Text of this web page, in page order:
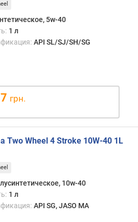
5w-40
1 л
API SL/SJ/SH/SG
грн.
Two Wheel 4 Stroke 10W-40 1L
10w-40
1 л
API SG, JASO MA